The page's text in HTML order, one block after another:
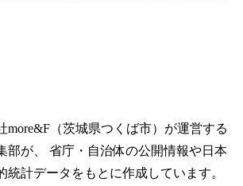
more&F（茨城県つくば市）が運営する
部が、 省庁・自治体の公開情報や日本
統計データをもとに作成しています。